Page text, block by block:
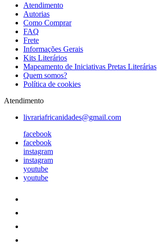
Atendimento
Autorias
Como Comprar
FAQ
Frete
Informações Gerais
Kits Literários
Mapeamento de Iniciativas Pretas Literárias
Quem somos?
Política de cookies
Atendimento
livrariafricanidades@gmail.com
facebook
facebook
instagram
instagram
youtube
youtube